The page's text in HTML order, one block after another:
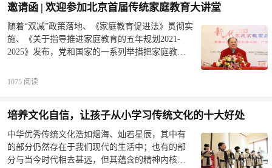
撼，掌声不断。大讲堂还以通过学习传统文化而
改变的鲜活案例分享，印证了传统家庭教育能够
改变命运。现场和收看直播的观众表示，两天的
大讲堂是洗去心灵污诟、再造美好家庭的道德盛
学习班及承办公益活动咨询电话宋老师
《朱子治家格言》、《养正遗规》、《孝经》
等。营期活动诵读力行经典，培养生活好习惯，
学习生活技能，锻炼自理能力；通过课堂引导与
习劳实践启发孝心和感恩心，打开格局，树立自
信；让孩子的学习和生活有规律、有方向、有动
年。2022夏令营，天气很热，孩子都能克服炎
切菜、做饭，满头大汗，体会到父母的不容易老
师教孩子正确的站姿、坐姿，立必端正，坐必直
身正体孩子在认真的读诵经典开营时间：每年寒
暑假
邀请函 | 欢迎参加北京首届传统家庭教育大讲堂
随着“双减”政策落地、《家庭教育促进法》贯彻实
施、《关于指导推进家庭教育的五年规划2021-
2025》发布，党和国家的一系列举措把家庭教育
建设，既关系到每个人的人生质量和幸福指数,又
传实施《家庭教育促进法》，增进家庭幸福，培
养德智体美劳全面发展的社会主义建设者和接班
人，中国智慧工程研究会家校社共育指导工作委
员会定于2023年2月11日-12日在北京京铁大酒店三
1075 阅读
培养文化自信，让孩子从小学习传统文化的十大好处
中华优秀传统文化浩如烟海、灿若星辰，其中有
的部分仍然存在于我们现代的生活中；也有的部
分与当今时代相去甚远，但其蕴含的精神内核和